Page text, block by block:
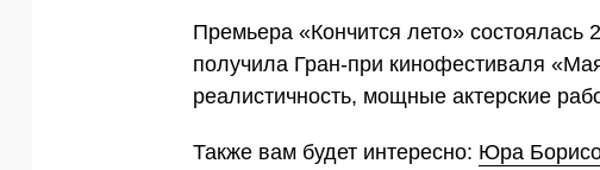
Премьера «Кончится лето»
получила Гран-при кинофестиваля
реалистичность, мощные актерские
Также вам будет интересно: Юра